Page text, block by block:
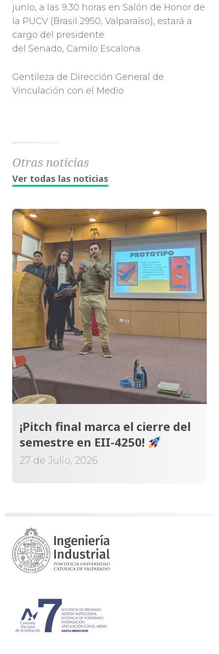
junio, a las 9.30 horas en Salón de Honor de
la PUCV (Brasil 2950, Valparaíso), estará a
cargo del presidente
del Senado, Camilo Escalona.
Gentileza de Dirección General de
Vinculación con el Medio
Otras noticias
Ver todas las noticias
¡Pitch final marca el cierre del
semestre en EII-4250!
27 de Julio, 2026